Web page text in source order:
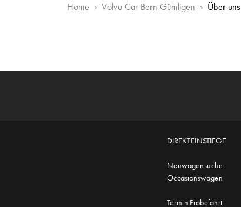
Home
Volvo Car Bern Gümligen Über uns
DIREKTEINSTIEGE
Neuwagensuche
Occasionswagen
Termin Probefahrt